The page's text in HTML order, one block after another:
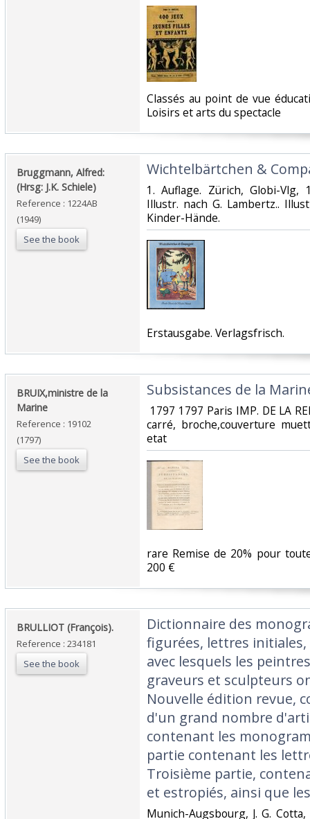
‎Classés au point de vue
Loisirs et arts du spectacle‎
‎Bruggmann, Alfred:
(Hrsg: J.K. Schiele)‎
Reference : 1224AB
(1949)
See the book
‎Wichtelbärtchen &
‎1. Auflage. Zürich, Globi-
Illustr. nach G. Lambertz..
Kinder-Hände.‎
‎Erstausgabe. Verlagsfrisch.‎
‎BRUIX,ministre de la
Marine‎
Reference : 19102
(1797)
See the book
‎Subsistances de la
1797 1797 Paris IMP. DE LA
carré, broche,couverture
etat‎
‎rare Remise de 20% pour
200 €‎
‎BRULLIOT (François).‎
Reference : 234181
See the book
‎Dictionnaire des
figurées, lettres initiales,
avec lesquels les
graveurs et sculpteurs
Nouvelle édition revue,
d'un grand nombre
contenant les
partie contenant les
Troisième partie,
et estropiés, ainsi que
‎Munich-Augsbourg, J. G.